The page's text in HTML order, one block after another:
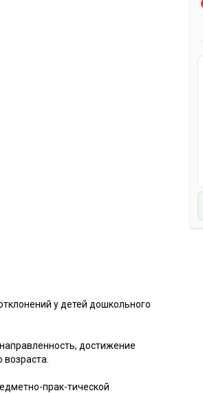
у детей дошкольного
достижение
прак-тической